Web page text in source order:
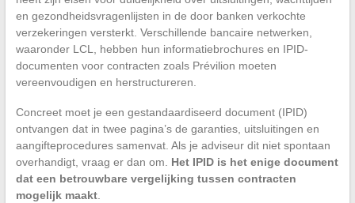
en gezondheidsvragenlijsten in de door banken verkochte
verzekeringen versterkt. Verschillende bancaire netwerken,
waaronder LCL, hebben hun informatiebrochures en IPID-
documenten voor contracten zoals Prévilion moeten
vereenvoudigen en herstructureren.
Concreet moet je een gestandaardiseerd document (IPID)
ontvangen dat in twee pagina’s de garanties, uitsluitingen en
aangifteprocedures samenvat. Als je adviseur dit niet spontaan
overhandigt, vraag er dan om. Het IPID is het enige document
dat een betrouwbare vergelijking tussen contracten
mogelijk maakt.